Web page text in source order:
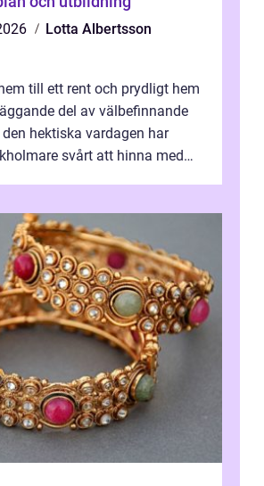
Lotta Albertsson
till ett rent och prydligt hem
del av välbefinnande
hektiska vardagen har
svårt att hinna med